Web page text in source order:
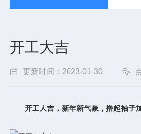
开工大吉
更新时间：2023-01-30
开工大吉，新年新气象，撸起袖子